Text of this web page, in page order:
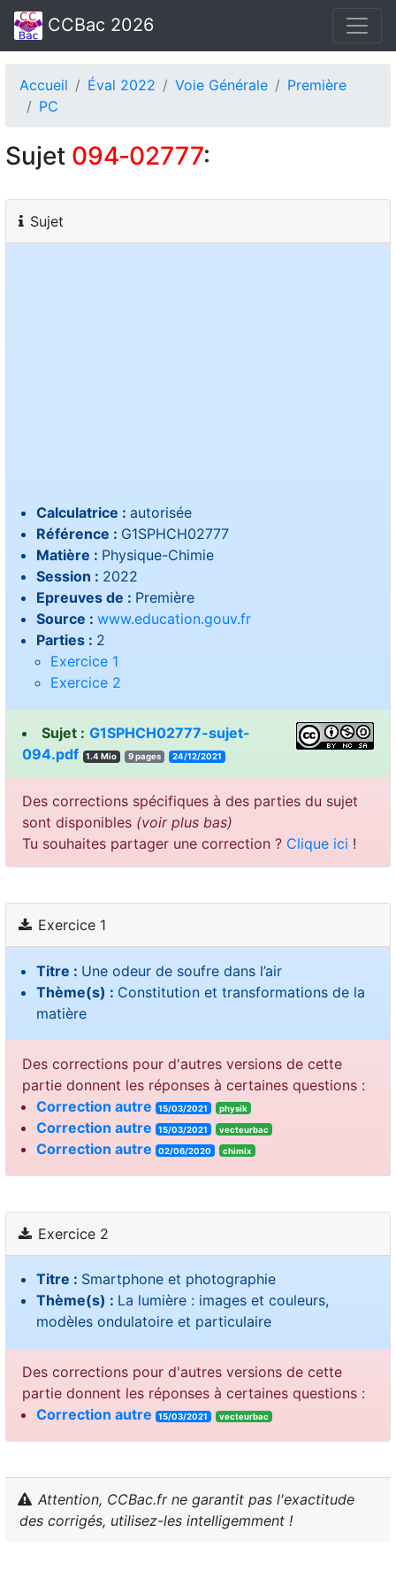
CCBac 2026
Accueil Éval 2022 Voie Générale
Première
PC
Sujet 094‑02777:
Sujet
Calculatrice : autorisée
Référence : G1SPHCH02777
Matière : Physique-Chimie
Session : 2022
Epreuves de : Première
Source : www.education.gouv.fr
Parties : 2
Exercice 1
Exercice 2
Sujet : G1SPHCH02777-sujet-
094.pdf
1.4 Mio 9 pages 24/12/2021
Des corrections spécifiques à des parties du sujet
sont disponibles (voir plus bas)
Tu souhaites partager une correction ? Clique ici !
Exercice 1
Titre : Une odeur de soufre dans l’air
Thème(s) : Constitution et transformations de la
matière
Des corrections pour d'autres versions de cette
partie donnent les réponses à certaines questions :
Correction autre
15/03/2021 physik
Correction autre 15/03/2021 vecteurbac
Correction autre 02/06/2020 chimix
Exercice 2
Titre : Smartphone et photographie
Thème(s) : La lumière : images et couleurs,
modèles ondulatoire et particulaire
Des corrections pour d'autres versions de cette
partie donnent les réponses à certaines questions :
Correction autre
15/03/2021 vecteurbac
Attention, CCBac.fr ne garantit pas l'exactitude
des corrigés, utilisez-les intelligemment !